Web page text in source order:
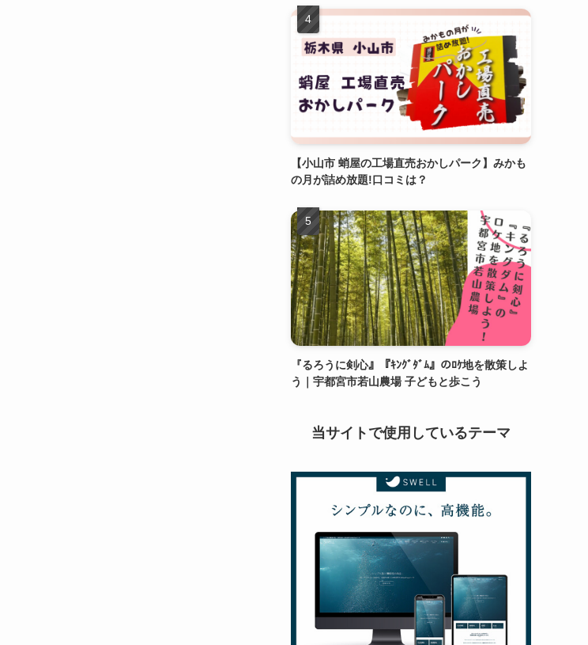
【小山市 蛸屋の工場直売おかしパーク】みかも
の月が詰め放題!口コミは？
『るろうに剣心』『ｷﾝｸﾞﾀﾞﾑ』のﾛｹ地を散策しよ
う｜宇都宮市若山農場 子どもと歩こう
当サイトで使用しているテーマ